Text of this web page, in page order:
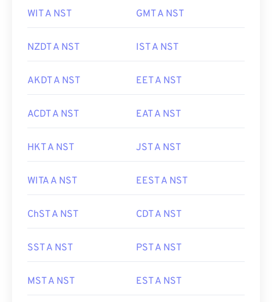
WIT A NST GMT A NST
NZDT A NST IST A NST
AKDT A NST EET A NST
ACDT A NST EAT A NST
HKT A NST JST A NST
WITA A NST EEST A NST
ChST A NST CDT A NST
SST A NST PST A NST
MST A NST EST A NST